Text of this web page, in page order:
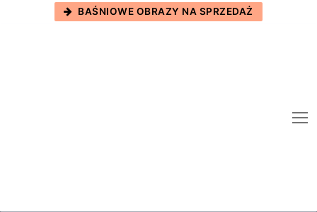
BAŚNIOWE OBRAZY NA SPRZEDAŻ